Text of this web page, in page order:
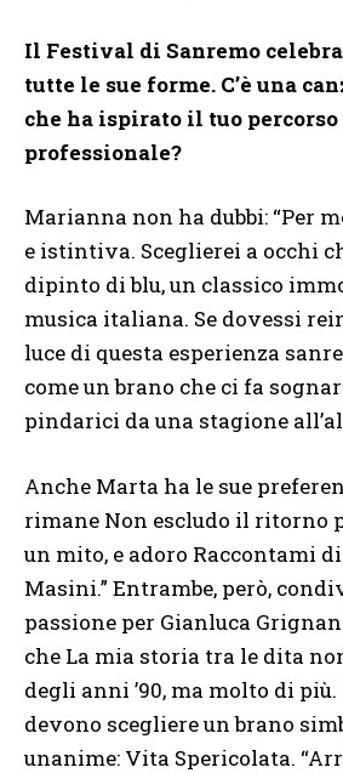
Il Festival di Sanremo
tutte le sue forme. C’è una
che ha ispirato il tuo percorso
professionale?
Marianna non ha dubbi: “Per
e istintiva. Sceglierei a occhi
dipinto di blu, un classico
musica italiana. Se dovessi
luce di questa esperienza
come un brano che ci fa
pindarici da una stagione
Anche Marta ha le sue
rimane Non escludo il ritorno
un mito, e adoro Raccontami
Masini.” Entrambe, però,
passione per Gianluca
che La mia storia tra le dita
degli anni ’90, ma molto di
devono scegliere un brano
unanime: Vita Spericolata.